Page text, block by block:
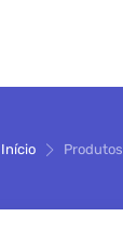
Início